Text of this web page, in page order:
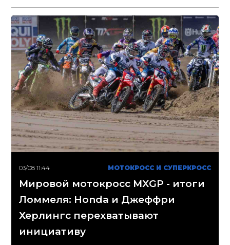
03/08 11:44 МОТОКРОСС И СУПЕРКРОСС
Мировой мотокросс MXGP - итоги
Ломмеля: Honda и Джеффри
Херлингс перехватывают
инициативу